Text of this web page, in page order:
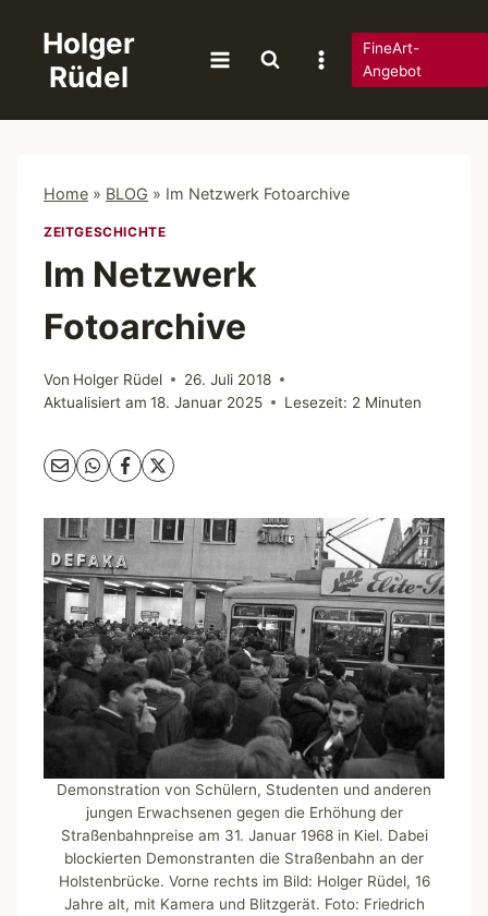
springen
Holger
Rüdel
FineArt-
Angebot
Home » BLOG » Im Netzwerk Fotoarchive
ZEITGESCHICHTE
Im Netzwerk
Fotoarchive
Von Holger Rüdel
26. Juli 2018
Aktualisiert am 18. Januar 2025 Lesezeit: 2 Minuten
Demonstration von Schülern, Studenten und anderen
jungen Erwachsenen gegen die Erhöhung der
Straßenbahnpreise am 31. Januar 1968 in Kiel. Dabei
blockierten Demonstranten die Straßenbahn an der
Holstenbrücke. Vorne rechts im Bild: Holger Rüdel, 16
Jahre alt, mit Kamera und Blitzgerät. Foto: Friedrich